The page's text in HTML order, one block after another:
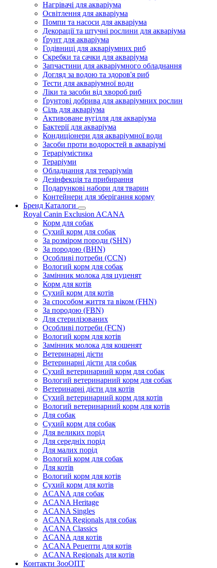
Нагрівачі для акваріума
Освітлення для акваріума
Помпи та насоси для акваріума
Декорації та штучні рослини для акваріума
Ґрунт для акваріума
Годівниці для акваріумних риб
Скребки та сачки для акваріума
Запчастини для акваріумного обладнання
Догляд за водою та здоров'я риб
Тести для акваріумної води
Ліки та засоби від хвороб риб
Ґрунтові добрива для акваріумних рослин
Сіль для акваріума
Активоване вугілля для акваріума
Бактерії для акваріума
Кондиціонери для акваріумної води
Засоби проти водоростей в акваріумі
Тераріумістика
Тераріуми
Обладнання для тераріумів
Дезінфекція та прибирання
Подарункові набори для тварин
Контейнери для зберігання корму
Бренд Каталоги
Royal Canin Exclusion ACANA
Корм для собак
Сухий корм для собак
За розміром породи (SHN)
За породою (BHN)
Особливі потреби (CCN)
Вологий корм для собак
Замінник молока для цуценят
Корм для котів
Сухий корм для котів
За способом життя та віком (FHN)
За породою (FBN)
Для стерилізованих
Особливі потреби (FCN)
Вологий корм для котів
Замінник молока для кошенят
Ветеринарні дієти
Ветеринарні дієти для собак
Сухий ветеринарний корм для собак
Вологий ветеринарний корм для собак
Ветеринарні дієти для котів
Сухий ветеринарний корм для котів
Вологий ветеринарний корм для котів
Для собак
Сухий корм для собак
Для великих порід
Для середніх порід
Для малих порід
Вологий корм для собак
Для котів
Вологий корм для котів
Сухий корм для котів
ACANA для собак
ACANA Heritage
ACANA Singles
ACANA Regionals для собак
ACANA Classics
ACANA для котів
ACANA Рецепти для котів
ACANA Regionals для котів
Контакти ЗооОПТ